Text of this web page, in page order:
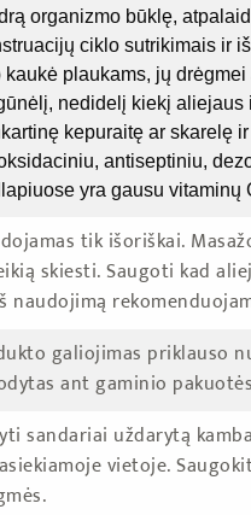
organizmo būklę,
ciklo sutrikimais ir
kaukė plaukams, jų
nedidelį kiekį aliejaus
kepuraitę ar skarelę
antiseptiniu,
yra gausu vitaminų
tik išoriškai.
skiesti. Saugoti kad
naudojimą
galiojimas priklauso
ant gaminio
sandariai uždarytą
vietoje.